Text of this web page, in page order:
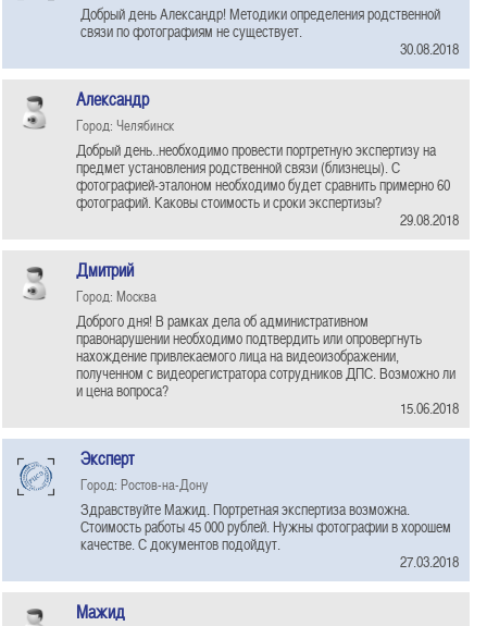
Добрый день Александр! Методики определения родственной
связи по фотографиям не существует.
30.08.2018
Александр
Город: Челябинск
Добрый день..необходимо провести портретную экспертизу на
предмет установления родственной связи (близнецы). С
фотографией-эталоном необходимо будет сравнить примерно 60
фотографий. Каковы стоимость и сроки экспертизы?
29.08.2018
Дмитрий
Город: Москва
Доброго дня! В рамках дела об административном
правонарушении необходимо подтвердить или опровергнуть
нахождение привлекаемого лица на видеоизображении,
полученном с видеорегистратора сотрудников ДПС. Возможно ли
и цена вопроса?
15.06.2018
Эксперт
Город: Ростов-на-Дону
Здравствуйте Мажид. Портретная экспертиза возможна.
Стоимость работы 45 000 рублей. Нужны фотографии в хорошем
качестве. С документов подойдут.
27.03.2018
Мажид